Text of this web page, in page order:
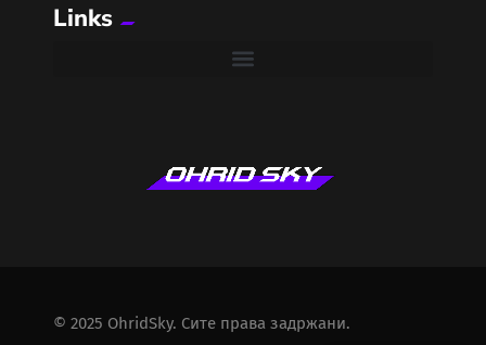
Links
© 2025 OhridSky. Сите права задржани.